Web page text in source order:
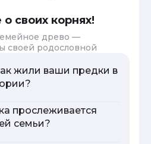
своих корнях!
древо —
своей родословной
жили ваши предки в
прослеживается
семьи?